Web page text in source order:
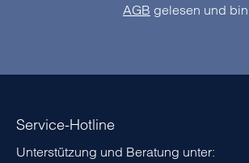
AGB gelesen und
Service-Hotline
Unterstützung und Beratung unter: